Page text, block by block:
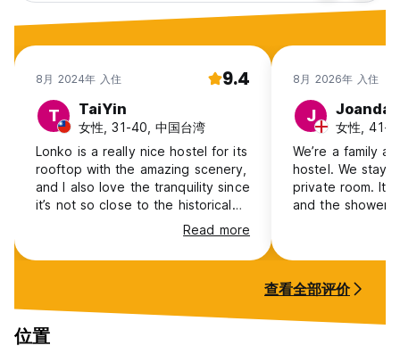
8月 2024年 入住 9.4
T TaiYin
女性, 31-40, 中国台湾
Lonko is a really nice hostel for its
rooftop with the amazing scenery,
and I also love the tranquility since
it’s not so close to the historical
area, however, the best is the
people here are hospitable and
helpful, especially Carolina Who is
enjoyed the stay here a lot!
Read more
8月 2026年 入住
J Joanda
女性, 41+,
We’re a family
hostel. We
private room. It
and the shower
location is
traffic noise. The
kitchen and
查看全部评价
位置